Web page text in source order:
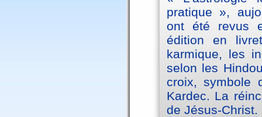
pratique »,
ont été revus
édition en
karmique, les
selon les
croix, symbole
Kardec. La
de Jésus-Christ.